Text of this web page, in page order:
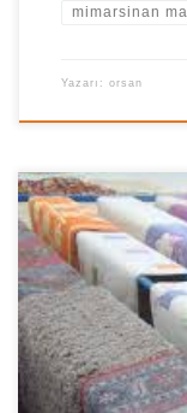
mimarsinan
Yazarı: orsan
Kazım Karabekir
yıkama,kazım
değerli
karabekir halı
firması olarak
mahallelerde Halı
halı